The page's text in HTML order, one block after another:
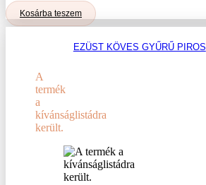
Kosárba teszem
EZÜST KÖVES GYŰRŰ PIROS
A
termék
a
kívánságlistádra
került.